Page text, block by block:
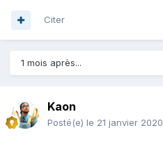
Citer
1 mois après...
Kaon
Posté(e) le 21 janvier 2020